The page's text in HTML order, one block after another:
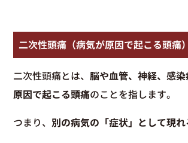
二次性頭痛（病気が原因で起こる頭痛）
二次性頭痛とは、脳や血管、神経、感
原因で起こる頭痛のことを指します。
つまり、別の病気の「症状」として現